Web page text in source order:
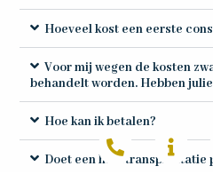
Hoeveel kost een eerste
Voor mij wegen de kosten
behandelt worden. Hebben
Hoe kan ik betalen?
Doet een haartransplantatie